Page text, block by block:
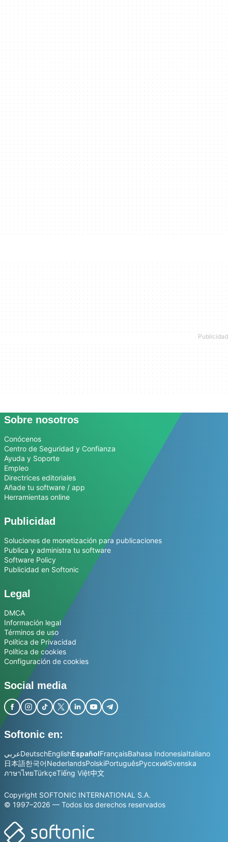
Sobre nosotros
Conócenos
Centro de Seguridad y Confianza
Ayuda y Soporte
Empleo
Directrices editoriales
Añade tu software / app
Herramientas online
Publicidad
Soluciones de monetización para publicaciones
Publica y administra tu software
Software Policy
Publicidad en Softonic
Legal
DMCA
Información legal
Términos de uso
Política de Privacidad
Política de cookies
Configuración de cookies
Social media
Softonic en:
عربيDeutschEnglishEspañolFrançaisBahasa IndonesiaItaliano
日本語한국어NederlandsPolskiPortuguêsРусскийSvenska
ภาษาไทยTürkçeTiếng Việt中文
Copyright SOFTONIC INTERNATIONAL S.A.
© 1997–2026 — Todos los derechos reservados